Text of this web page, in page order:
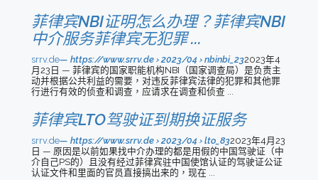
菲律宾NBI证明怎么办理？菲律宾NBI
中介服务菲律宾无犯罪 ...
srrv.de https://www.srrv.de › 2023/04 › nbinbi_232023年4
月23日 — 菲律宾的国家职能机构NBI（国家调查局）是负责主
动并根据公共利益的需要，对违反菲律宾法律的犯罪和其他罪
行进行有效的侦查和调查，应请求在调查和侦查 ...
菲律宾LTO驾驶证到期换证服务
srrv.de https://www.srrv.de › 2023/04 › lto_832023年4月23
日 — 原因是以前如果找中介办理的都是用假的中国驾驶证（中
介自己PS的）且没有经过菲律宾驻中国使馆认证的驾驶证公证
认证文件和里面的官员直接搞出来的，现在 ...